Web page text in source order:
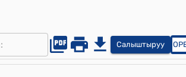
Салыштыруу